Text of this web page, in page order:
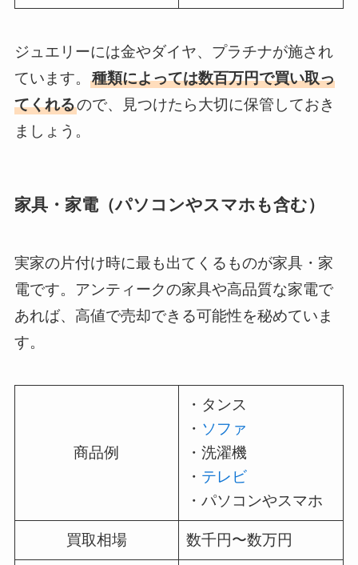
ジュエリーには金やダイヤ、プラチナが施され
ています。 種類によっては数百万円で買い取っ
てくれるので、見つけたら大切に保管しておき
ましょう。
家具・家電（パソコンやスマホも含む）
実家の片付け時に最も出てくるものが家具・家
電です。アンティークの家具や高品質な家電で
あれば、高値で売却できる可能性を秘めていま
す。
商品例
・タンス
・ ソファ
・洗濯機
・ テレビ
・パソコンやスマホ
買取相場 数千円〜数万円